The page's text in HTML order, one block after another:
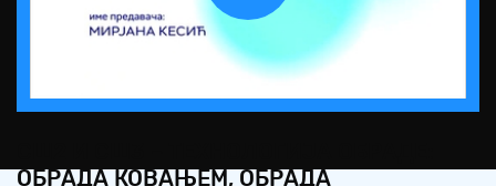
Play
Video
ОБРАДА КОВАЊЕМ, ОБРАДА